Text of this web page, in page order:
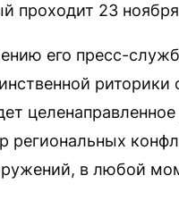
проходит 23
его пресс-
региональных
в любой